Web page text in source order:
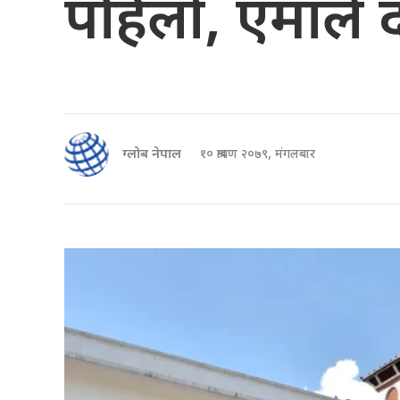
पहिलो, एमाले
ग्लोब नेपाल १० श्रावण २०७९, मंगलबार